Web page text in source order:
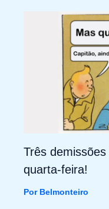
Três
quarta-feira!
Por Belmonteiro